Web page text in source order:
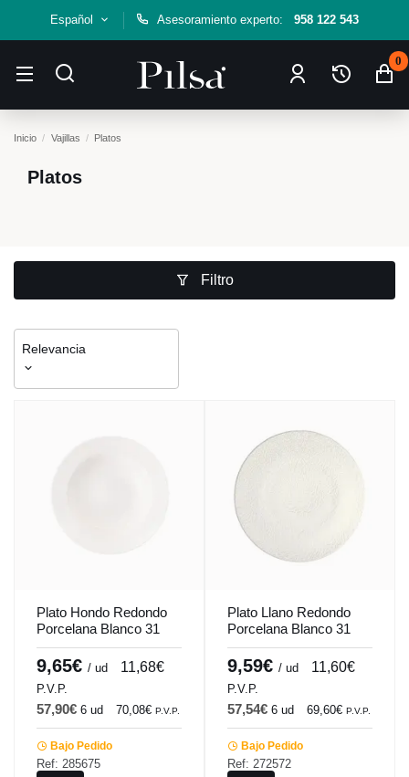
Español Asesoramiento experto: 958 122 543
0
Inicio Vajillas Platos
Platos
Filtro
Relevancia
Plato Hondo Redondo
Porcelana Blanco 31
Cm Soley Porland
9,65€ / ud 11,68€
P.V.P.
57,90€ 6 ud 70,08€ P.V.P.
Bajo Pedido
Ref: 285675
Plato Llano Redondo
Porcelana Blanco 31
Cm Ilussion Porland
9,59€ / ud 11,60€
P.V.P.
57,54€ 6 ud 69,60€ P.V.P.
Bajo Pedido
Ref: 272572